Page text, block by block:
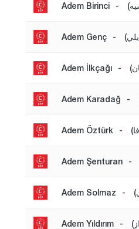
Adem Birinci -
Adem Genç -
Adem İlkçağı -
Adem Karadağ -
Adem Öztürk -
Adem Şenturan -
Adem Solmaz -
Adem Yıldırım -